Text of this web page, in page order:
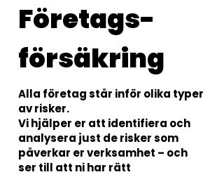
Företags-
försäkring
Alla företag står inför olika typer
av risker.
Vi hjälper er att identifiera och
analysera just de risker som
påverkar er verksamhet – och
ser till att ni har rätt